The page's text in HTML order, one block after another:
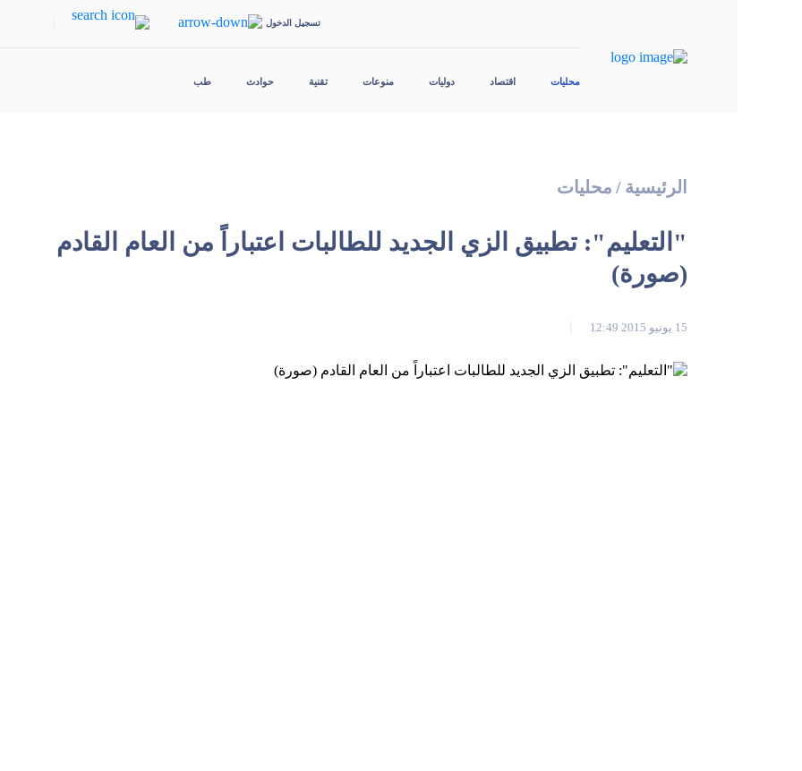
تسجيل الدخول
محليات اقتصاد دوليات منوعات تقنية حوادث طب
الرئيسية / محليات
"التعليم": تطبيق الزي الجديد للطالبات اعتباراً من العام القادم
(صورة)
15 يونيو 2015 12:49